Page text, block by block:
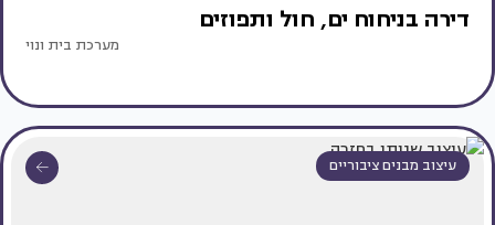
דירה בניחוח ים, חול ותפוזים
מערכת בית ונוי
עיצוב מבנים ציבוריים